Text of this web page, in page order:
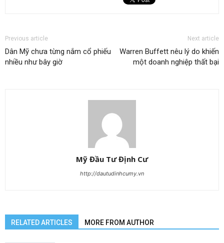
Previous article
Dân Mỹ chưa từng nắm cổ phiếu
nhiều như bây giờ
Next article
Warren Buffett nêu lý do khiến
một doanh nghiệp thất bại
Mỹ Đầu Tư Định Cư
http://dautudinhcumy.vn
RELATED ARTICLES MORE FROM AUTHOR